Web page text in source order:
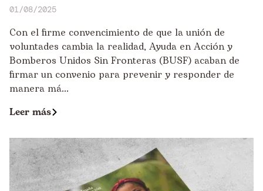
01/08/2025
Con el firme convencimiento de que la unión de
voluntades cambia la realidad, Ayuda en Acción y
Bomberos Unidos Sin Fronteras (BUSF) acaban de
firmar un convenio para prevenir y responder de
manera má...
Leer más